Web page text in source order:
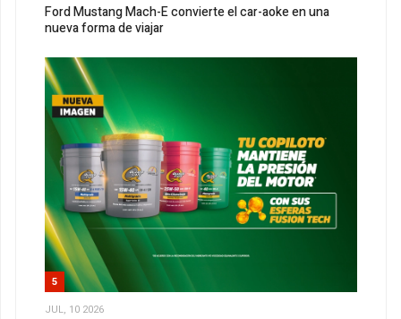
Ford Mustang Mach-E convierte el car-aoke en una
nueva forma de viajar
5
JUL, 10 2026